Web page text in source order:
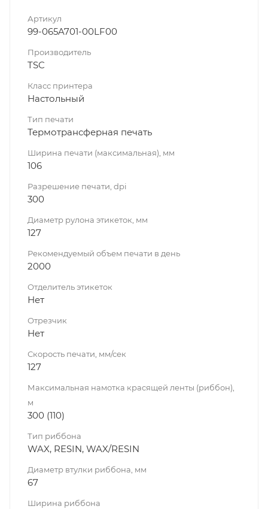
Артикул
99-065A701-00LF00
Производитель
TSC
Класс принтера
Настольный
Тип печати
Термотрансферная печать
Ширина печати (максимальная), мм
106
Разрешение печати, dpi
300
Диаметр рулона этикеток, мм
127
Рекомендуемый объем печати в день
2000
Отделитель этикеток
Нет
Отрезчик
Нет
Скорость печати, мм/сек
127
Максимальная намотка красящей ленты (риббон),
м
300 (110)
Тип риббона
WAX, RESIN, WAX/RESIN
Диаметр втулки риббона, мм
67
Ширина риббона